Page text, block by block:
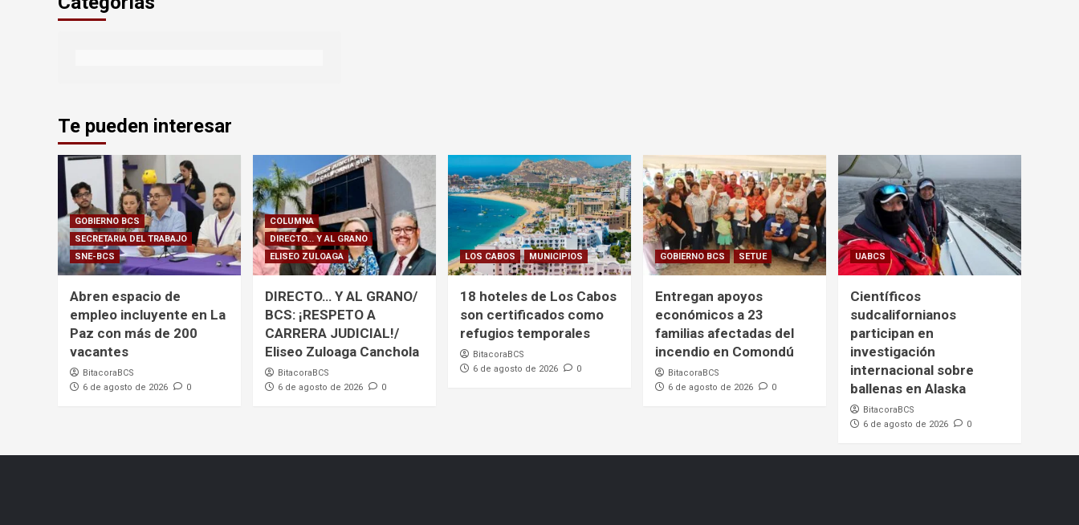
Te pueden interesar
GOBIERNO BCS
SECRETARIA DEL TRABAJO
SNE-BCS
Abren espacio de
empleo incluyente en La
Paz con más de 200
vacantes
BitacoraBCS
6 de agosto de 2026
0
COLUMNA
DIRECTO... Y AL GRANO
ELISEO ZULOAGA
DIRECTO… Y AL GRANO/
BCS: ¡RESPETO A
CARRERA JUDICIAL!/
Eliseo Zuloaga Canchola
BitacoraBCS
6 de agosto de 2026
0
LOS CABOS MUNICIPIOS
18 hoteles de Los Cabos
son certificados como
refugios temporales
BitacoraBCS
6 de agosto de 2026
0
GOBIERNO BCS SETUE
Entregan apoyos
económicos a 23
familias afectadas del
incendio en Comondú
BitacoraBCS
6 de agosto de 2026
0
UABCS
Científicos
sudcalifornianos
participan en
investigación
internacional sobre
ballenas en Alaska
BitacoraBCS
6 de agosto de 2026
0